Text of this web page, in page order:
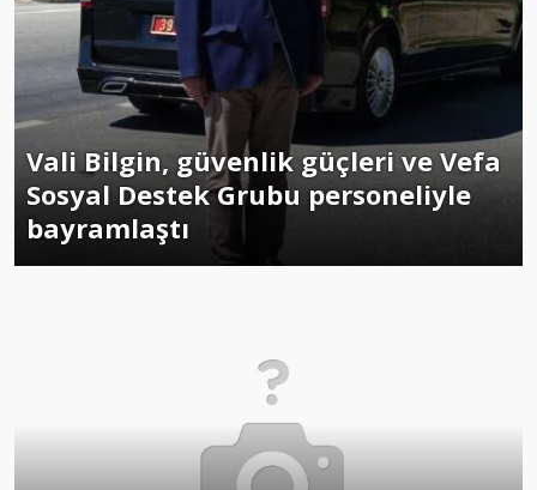
Vali Bilgin, güvenlik güçleri ve Vefa
Sosyal Destek Grubu personeliyle
bayramlaştı